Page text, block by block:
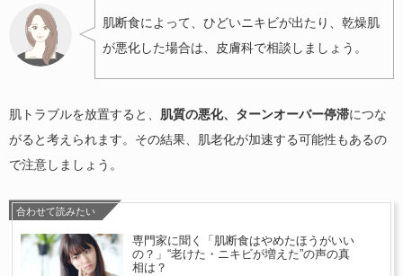
肌断食によって、ひどいニキビが出たり、乾燥肌
が悪化した場合は、皮膚科で相談しましょう。
肌トラブルを放置すると、 肌質の悪化、ターンオーバー停滞につな
がると考えられます。その結果、肌老化が加速する可能性もあるの
で注意しましょう。
合わせて読みたい
専門家に聞く「肌断食はやめたほうがいい
の？」“老けた・ニキビが増えた”の声の真
相は？